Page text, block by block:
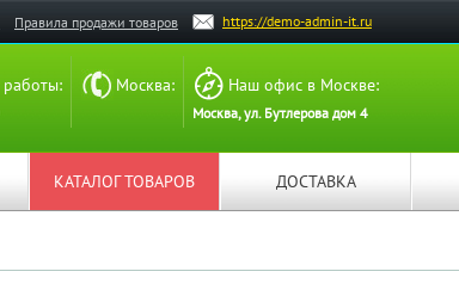
Правила продажи товаров https://demo-admin-it.ru
Москва: Наш офис в Москве:
Москва, ул. Бутлерова дом 4
КАТАЛОГ ТОВАРОВ ДОСТАВКА